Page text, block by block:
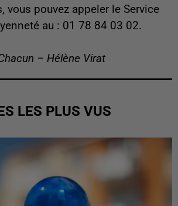
vous pouvez appeler le Service
au : 01 78 84 03 02.
– Hélène Virat
LES PLUS VUS